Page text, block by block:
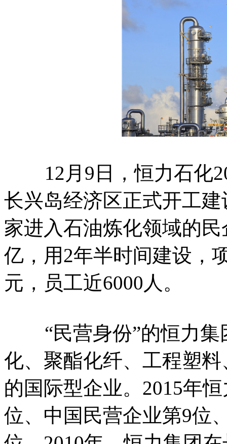
12月9日，恒力石化
长兴岛经济区正式开工
家进入石油炼化领域的
亿，用2年半时间建设，
元，员工近6000人。
“民营身份”的恒力集
化、聚酯化纤、工程塑
的国际型企业。2015年
位、中国民营企业第9位